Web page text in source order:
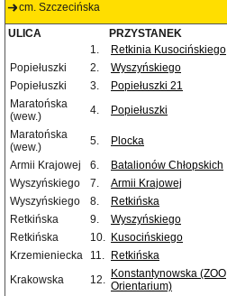
cm. Szczecińska
ULICA PRZYSTANEK
1.
Retkinia Kusocińskiego
Popiełuszki
2. Wyszyńskiego
Popiełuszki
3. Popiełuszki 21
Maratońska
(wew.)
4. Popiełuszki
Maratońska
(wew.)
5. Plocka
Armii Krajowej 6.
Batalionów Chłopskich
Wyszyńskiego
7. Armii Krajowej
Wyszyńskiego
8. Retkińska
Retkińska
9. Wyszyńskiego
Retkińska
10. Kusocińskiego
Krzemieniecka
11. Retkińska
Krakowska
12. Konstantynowska (ZOO
Orientarium)